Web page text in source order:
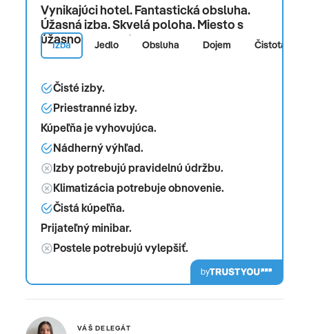
Vynikajúci hotel. Fantastická obsluha.
Úžasná izba. Skvelá poloha. Miesto s
úžasnou atmosférou.
Izba Jedlo Obsluha Dojem Čistota
Čisté izby.
Priestranné izby.
Kúpeľňa je vyhovujúca.
Nádherný výhľad.
Izby potrebujú pravidelnú údržbu.
Klimatizácia potrebuje obnovenie.
Čistá kúpeľňa.
Prijateľný minibar.
Postele potrebujú vylepšiť.
by
VÁŠ DELEGÁT